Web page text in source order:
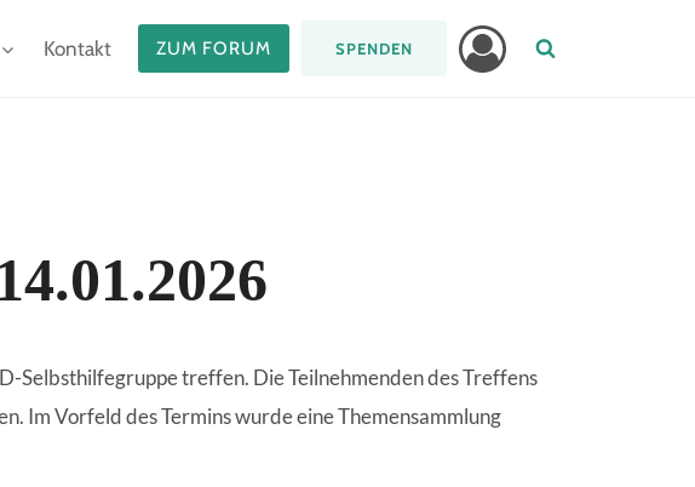
Kontakt ZUM FORUM SPENDEN
Selbsthilfegruppe treffen. Die Teilnehmenden des Treffens
Im Vorfeld des Termins wurde eine Themensammlung